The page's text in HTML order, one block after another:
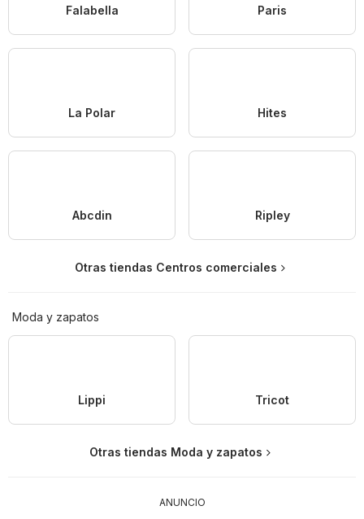
Falabella Paris
La Polar Hites
Abcdin Ripley
Otras tiendas Centros comerciales
Moda y zapatos
Lippi Tricot
Otras tiendas Moda y zapatos
ANUNCIO